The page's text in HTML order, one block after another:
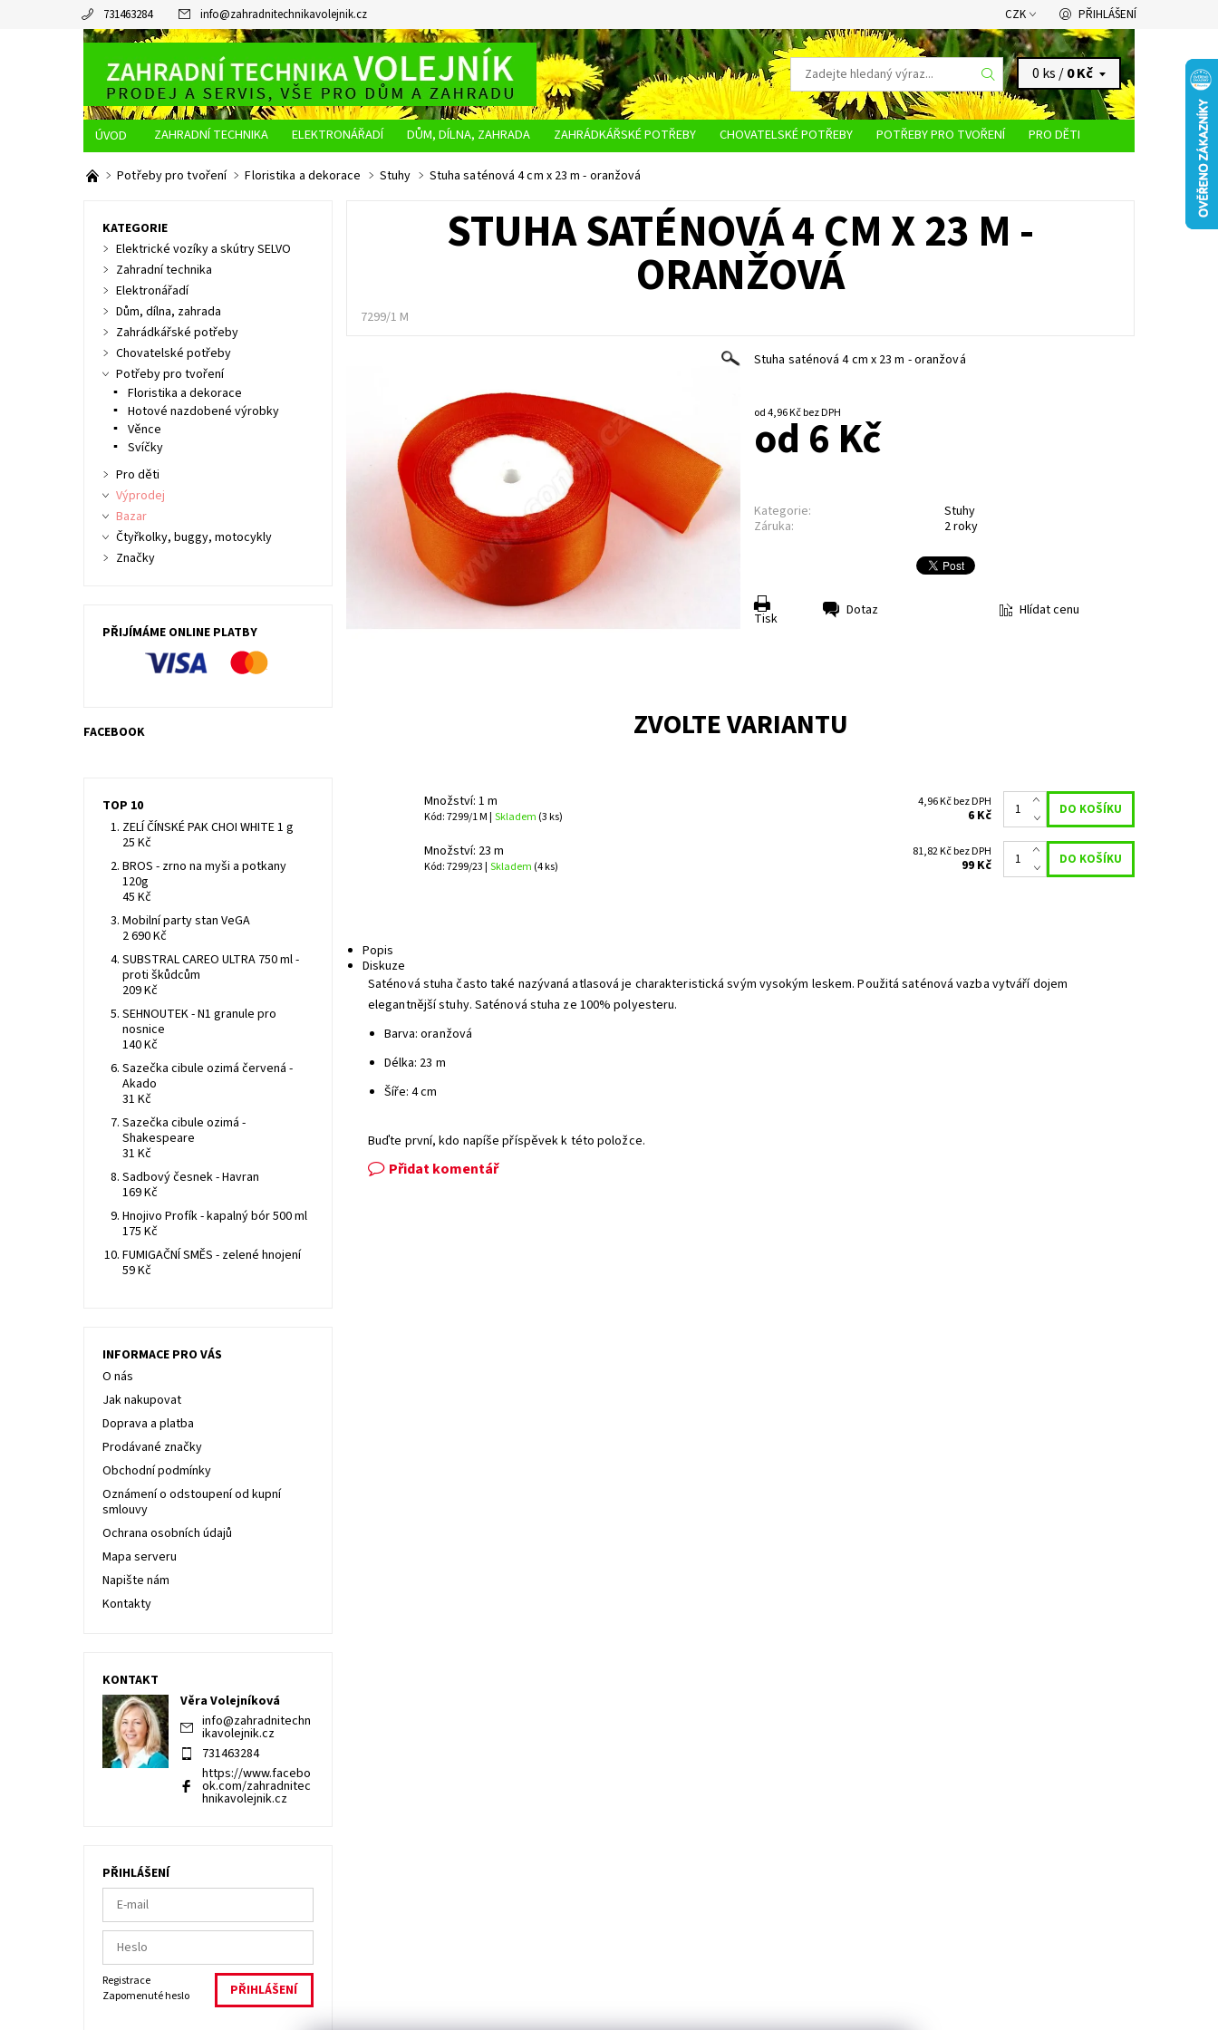
731463284 info@zahradnitechnikavolejnik.cz CZK PŘIHLÁŠENÍ
0 ks /0 Kč
ZAHRADNÍ TECHNIKA ELEKTRONÁŘADÍ DŮM, DÍLNA, ZAHRADA ZAHRÁDKÁŘSKÉ POTŘEBY CHOVATELSKÉ POTŘEBY POTŘEBY PRO TVOŘENÍ
PRO DĚTI
O NÁS
JAK NAKUPOVAT DOPRAVA A PLATBA OBCHODNÍ PODMÍNKY OCHRANA OSOBNÍCH ÚDAJŮ
Potřeby pro tvoření Floristika a dekorace Stuhy Stuha saténová 4 cm x 23 m - oranžová
STUHA SATÉNOVÁ 4 CM X 23 M -
ORANŽOVÁ
7299/1 M
Stuha saténová 4 cm x 23 m - oranžová
od 4,96 Kč bez DPH
od 6 Kč
Kategorie:
Stuhy
Záruka:
2 roky
Tisk Dotaz Hlídat cenu
ZVOLTE VARIANTU
Množství: 1 m
Kód: 7299/1 M | Skladem (3 ks)
4,96 Kč bez DPH
6 Kč
Množství: 23 m
Kód: 7299/23 | Skladem (4 ks)
81,82 Kč bez DPH
99 Kč
Popis
Diskuze
Saténová stuha často také nazývaná atlasová je charakteristická svým vysokým leskem. Použitá saténová vazba vytváří dojem
elegantnější stuhy. Saténová stuha ze 100% polyesteru.
Barva: oranžová
Délka: 23 m
Šíře: 4 cm
Buďte první, kdo napíše příspěvek k této položce.
Přidat komentář
KATEGORIE
Elektrické vozíky a skútry SELVO
Zahradní technika
Elektronářadí
Dům, dílna, zahrada
Zahrádkářské potřeby
Chovatelské potřeby
Potřeby pro tvoření
Floristika a dekorace
Hotové nazdobené výrobky
Věnce
Svíčky
Pro děti
Výprodej
Bazar
Čtyřkolky, buggy, motocykly
Značky
PŘIJÍMÁME ONLINE PLATBY
FACEBOOK
TOP 10
ZELÍ ČÍNSKÉ PAK CHOI WHITE 1 g
25 Kč
BROS - zrno na myši a potkany
120g
45 Kč
Mobilní party stan VeGA
2 690 Kč
SUBSTRAL CAREO ULTRA 750 ml -
proti škůdcům
209 Kč
SEHNOUTEK - N1 granule pro
nosnice
140 Kč
Sazečka cibule ozimá červená -
Akado
31 Kč
Sazečka cibule ozimá -
Shakespeare
31 Kč
Sadbový česnek - Havran
169 Kč
Hnojivo Profík - kapalný bór 500 ml
175 Kč
FUMIGAČNÍ SMĚS - zelené hnojení
59 Kč
INFORMACE PRO VÁS
O nás
Jak nakupovat
Doprava a platba
Prodávané značky
Obchodní podmínky
Oznámení o odstoupení od kupní
smlouvy
Ochrana osobních údajů
Mapa serveru
Napište nám
Kontakty
KONTAKT
Věra Volejníková
info@zahradnitechn
ikavolejnik.cz
731463284
https://www.facebo
ok.com/zahradnitec
hnikavolejnik.cz
PŘIHLÁŠENÍ
Registrace
Zapomenuté heslo